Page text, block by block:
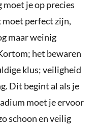
je op precies
moet perfect zijn,
maar weinig
het bewaren
klus; veiligheid
Dit begint al als je
moet je ervoor
schoon en veilig